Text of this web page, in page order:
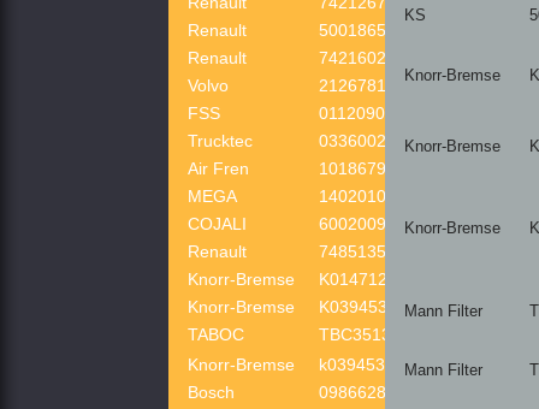
Renault
5001865404
Renault
7421602383
Volvo
21267818
FSS
01120901
Trucktec
0336002
Air Fren
10186790
MEGA
1402010259
COJALI
6002009
Renault
7485135854
Knorr-Bremse
K014712
Knorr-Bremse
K039453X00
TABOC
TBC3513TA08
Knorr-Bremse
k039453
Bosch
0986628255
KS
Knorr-Bremse
Knorr-Bremse
Knorr-Bremse
Mann Filter
Mann Filter